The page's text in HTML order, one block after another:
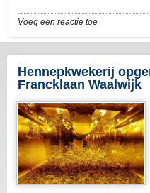
Voeg een reactie toe
Hennepkwekerij
Francklaan Waalwijk